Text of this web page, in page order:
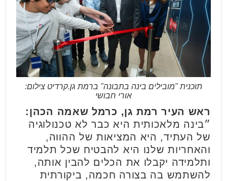
תוכנית "מובילים בינה בתבונה" ברמת גן.קרדיט צילום:
אורי חבושי
ראש העיר רמת גן, כרמל שאמה הכהן:
״בינה מלאכותית היא כבר לא טכנולוגיה
של העתיד, היא המציאות של ההווה,
והאחריות שלנו היא להבטיח שכל תלמיד
ותלמידה יקבלו את הכלים להבין אותה,
להשתמש בה בצורה חכמה, ביקורתית